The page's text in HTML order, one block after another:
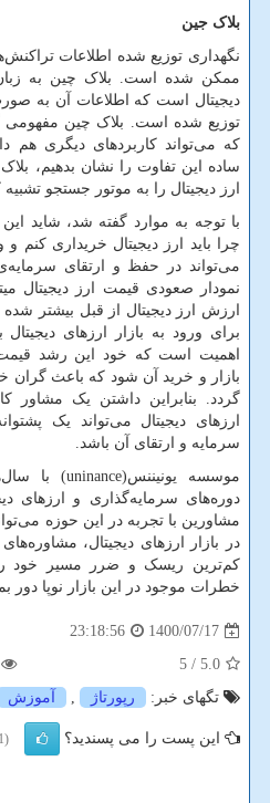
بلاک جین
نگهداری توزیع شده اطلاعات
ممکن شده است. بلاک چین به
دیجیتال است که اطلاعات آن به
توزیع شده است. بلاک چین مفهومی
که می‌تواند کاربردهای دیگری هم
ساده این تفاوت را نشان بدهیم،
ارز دیجیتال را به موتور جستجو تشبیه
با توجه به موارد گفته شد، شاید
چرا باید ارز دیجیتال خریداری کنم و
می‌تواند در حفظ و ارتقای
نمودار صعودی قیمت ارز دیجیتال
ارزش ارز دیجیتال از قبل بیشتر
برای ورود به بازار ارزهای
اهمیت است که خود این رشد
بازار و خرید آن شود که باعث گران
گردد. بنابراین داشتن یک مشاور
ارزهای دیجیتال می‌تواند یک
سرمایه و ارتقای آن باشد.
موسسه یونیننس(uninance) با
دوره‌های سرمایه‌گذاری و ارزهای
مشاورین با تجربه در این حوزه
در بازار ارزهای دیجیتال،
کم‌ترین ریسک و ضرر مسیر خود
خطرات موجود در این بازار نوپا دور
1400/07/17
23:18:56
5.0
/ 5
تگهای خبر:
رپورتاژ , آموزش
این پست را می پسندید؟ (1)